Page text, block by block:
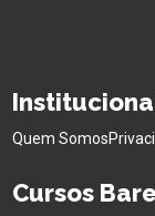
Quem Somos
Cursos